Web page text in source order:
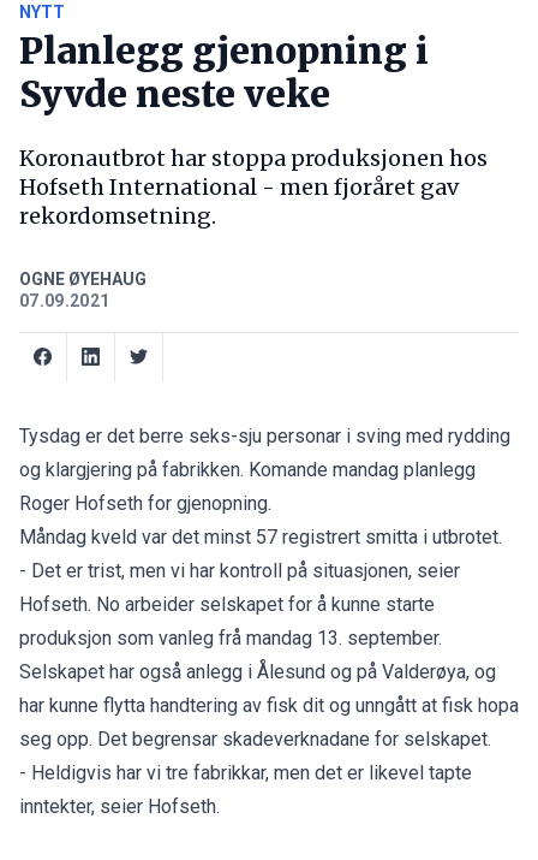
NYTT
Planlegg gjenopning i
Syvde neste veke
Koronautbrot har stoppa produksjonen hos
Hofseth International - men fjoråret gav
rekordomsetning.
OGNE ØYEHAUG
07.09.2021
Tysdag er det berre seks-sju personar i sving med rydding
og klargjering på fabrikken. Komande mandag planlegg
Roger Hofseth for gjenopning.
Måndag kveld var det minst 57 registrert smitta i utbrotet.
- Det er trist, men vi har kontroll på situasjonen, seier
Hofseth. No arbeider selskapet for å kunne starte
produksjon som vanleg frå mandag 13. september.
Selskapet har også anlegg i Ålesund og på Valderøya, og
har kunne flytta handtering av fisk dit og unngått at fisk hopa
seg opp. Det begrensar skadeverknadane for selskapet.
- Heldigvis har vi tre fabrikkar, men det er likevel tapte
inntekter, seier Hofseth.